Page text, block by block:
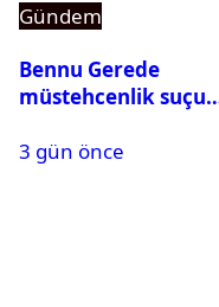
Gündem
Bennu Gerede
müstehcenlik suçu
alındı
3 gün önce